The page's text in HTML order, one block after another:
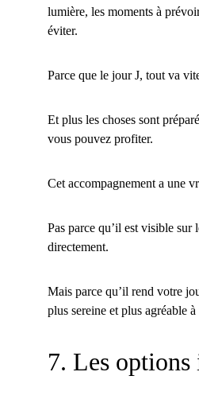
lumière, les moments à
éviter.
Parce que le jour J, tout va
Et plus les choses sont
vous pouvez profiter.
Cet accompagnement a une
Pas parce qu’il est visible sur
directement.
Mais parce qu’il rend votre
plus sereine et plus agréable
7. Les options